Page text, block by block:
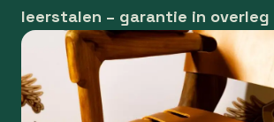
leerstalen – garantie in overleg